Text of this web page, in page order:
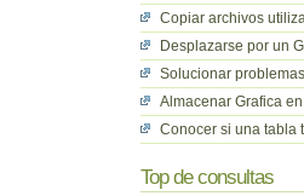
Copiar archivos
Desplazarse por un
Solucionar
Almacenar Grafica
Conocer si una tabla
Top de consultas